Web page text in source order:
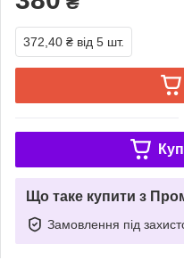
372,40 ₴ від 5 шт.
Що таке купити з
Замовлення під